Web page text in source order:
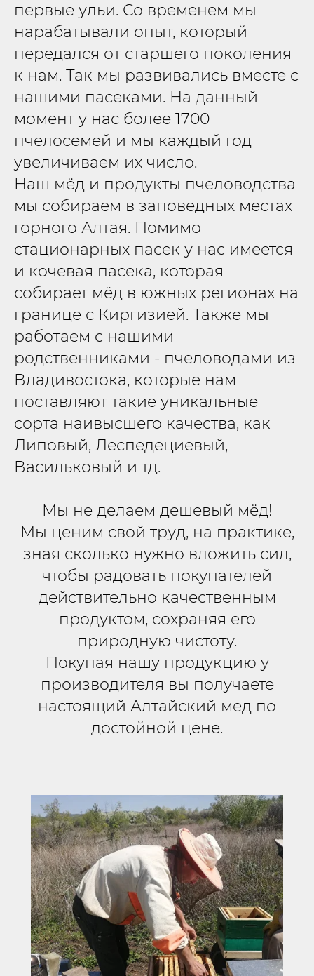
первые ульи. Со временем мы
нарабатывали опыт, который
передался от старшего поколения
к нам. Так мы развивались вместе с
нашими пасеками. На данный
момент у нас более 1700
пчелосемей и мы каждый год
увеличиваем их число.
Наш мёд и продукты пчеловодства
мы собираем в заповедных местах
горного Алтая. Помимо
стационарных пасек у нас имеется
и кочевая пасека, которая
собирает мёд в южных регионах на
границе с Киргизией. Также мы
работаем с нашими
родственниками - пчеловодами из
Владивостока, которые нам
поставляют такие уникальные
сорта наивысшего качества, как
Липовый, Леспедециевый,
Васильковый и тд.
Мы не делаем дешевый мёд!
Мы ценим свой труд, на практике,
зная сколько нужно вложить сил,
чтобы радовать покупателей
действительно качественным
продуктом, сохраняя его
природную чистоту.
Покупая нашу продукцию у
производителя вы получаете
настоящий Алтайский мед по
достойной цене.